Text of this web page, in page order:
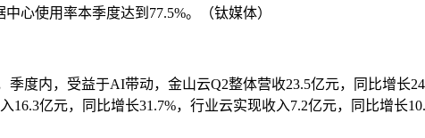
心使用率本季度达到77.5%。（钛媒体）
季度内，受益于AI带动，金山云Q2整体营收23.5亿元，同比增长
16.3亿元，同比增长31.7%，行业云实现收入7.2亿元，同比增长